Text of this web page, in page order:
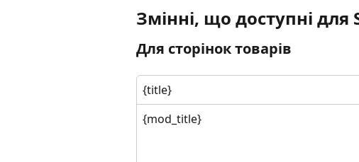
Змінні, що доступні для
Для сторінок товарів
{title}
{mod_title}